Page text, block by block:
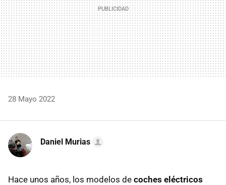
28 Mayo 2022
Daniel Murias
Hace unos años, los modelos de coches eléctricos